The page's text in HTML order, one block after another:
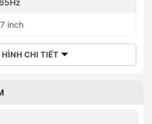
inch
HÌNH CHI TIẾT